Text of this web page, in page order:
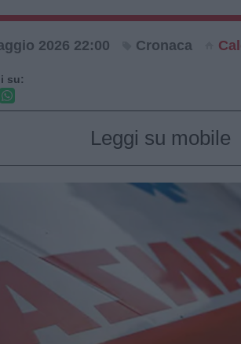
2026 22:00 Cronaca
su:
Leggi su mobile